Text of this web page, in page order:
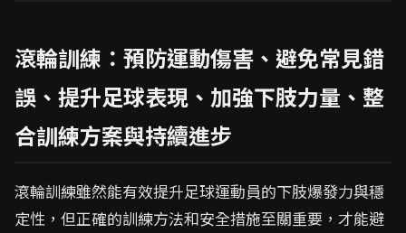
滾輪訓練：預防運動傷害、避免常見錯
誤、提升足球表現、加強下肢力量、整
合訓練方案與持續進步
滾輪訓練雖然能有效提升足球運動員的下肢爆發力與穩
定性，但正確的訓練方法和安全措施至關重要，才能避